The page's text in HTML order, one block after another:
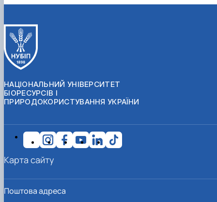
НАЦІОНАЛЬНИЙ УНІВЕРСИТЕТ
БІОРЕСУРСІВ І
ПРИРОДОКОРИСТУВАННЯ УКРАЇНИ
Поштова адреса
Карта сайту